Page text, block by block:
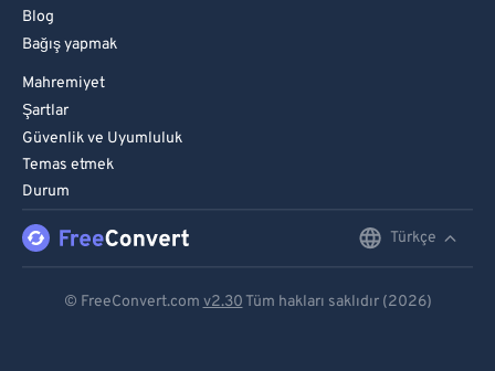
Blog
Bağış yapmak
Mahremiyet
Şartlar
Güvenlik ve Uyumluluk
Temas etmek
Durum
Türkçe
© FreeConvert.com v2.30 Tüm hakları saklıdır (2026)